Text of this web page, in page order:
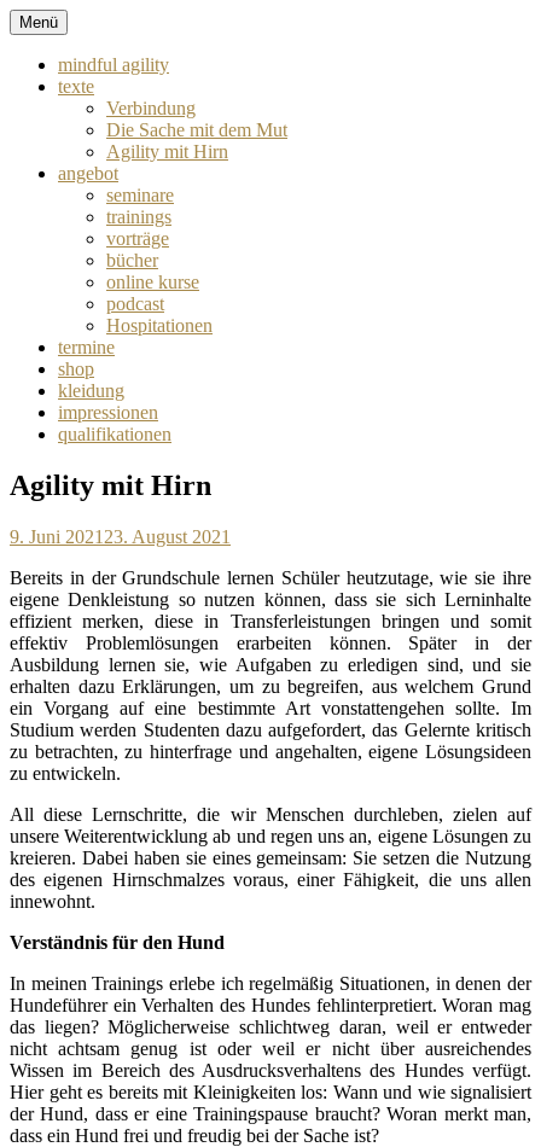
Zum
Inhalt
springen
mindful agility
Menü
mindful agility
texte
Verbindung
Die Sache mit dem Mut
Agility mit Hirn
angebot
seminare
trainings
vorträge
bücher
online kurse
podcast
Hospitationen
termine
shop
kleidung
impressionen
qualifikationen
Agility mit Hirn
9. Juni 2021 23. August 2021
Bereits in der Grundschule lernen Schüler heutzutage, wie sie ihre
eigene Denkleistung so nutzen können, dass sie sich Lerninhalte
effizient merken, diese in Transferleistungen bringen und somit
effektiv Problemlösungen erarbeiten können. Später in der
Ausbildung lernen sie, wie Aufgaben zu erledigen sind, und sie
erhalten dazu Erklärungen, um zu begreifen, aus welchem Grund
ein Vorgang auf eine bestimmte Art vonstattengehen sollte. Im
Studium werden Studenten dazu aufgefordert, das Gelernte kritisch
zu betrachten, zu hinterfrage und angehalten, eigene Lösungsideen
zu entwickeln.
All diese Lernschritte, die wir Menschen durchleben, zielen auf
unsere Weiterentwicklung ab und regen uns an, eigene Lösungen zu
kreieren. Dabei haben sie eines gemeinsam: Sie setzen die Nutzung
des eigenen Hirnschmalzes voraus, einer Fähigkeit, die uns allen
innewohnt.
Verständnis für den Hund
In meinen Trainings erlebe ich regelmäßig Situationen, in denen der
Hundeführer ein Verhalten des Hundes fehlinterpretiert. Woran mag
das liegen? Möglicherweise schlichtweg daran, weil er entweder
nicht achtsam genug ist oder weil er nicht über ausreichendes
Wissen im Bereich des Ausdrucksverhaltens des Hundes verfügt.
Hier geht es bereits mit Kleinigkeiten los: Wann und wie signalisiert
der Hund, dass er eine Trainingspause braucht? Woran merkt man,
dass ein Hund frei und freudig bei der Sache ist?